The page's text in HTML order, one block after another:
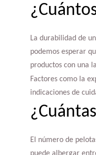
La durabilidad de
podemos esperar
productos con una
Factores como la
indicaciones de
El número de